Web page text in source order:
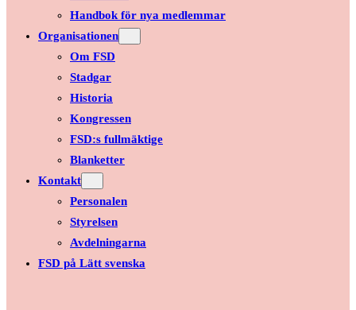
Handbok för nya medlemmar
Organisationen
Om FSD
Stadgar
Historia
Kongressen
FSD:s fullmäktige
Blanketter
Kontakt
Personalen
Styrelsen
Avdelningarna
FSD på Lätt svenska